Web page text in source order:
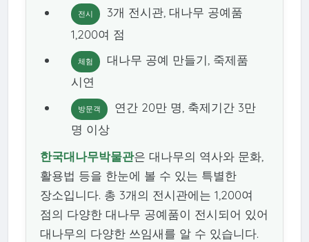
전시
3개 전시관, 대나무 공예품
1,200여 점
체험
대나무 공예 만들기, 죽제품
시연
방문객
연간 20만 명, 축제기간 3만
명 이상
한국대나무박물관은 대나무의 역사와 문화,
활용법 등을 한눈에 볼 수 있는 특별한
장소입니다. 총 3개의 전시관에는 1,200여
점의 다양한 대나무 공예품이 전시되어 있어
대나무의 다양한 쓰임새를 알 수 있습니다.